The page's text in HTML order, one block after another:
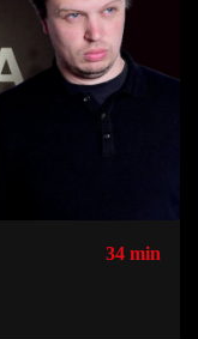
34 min